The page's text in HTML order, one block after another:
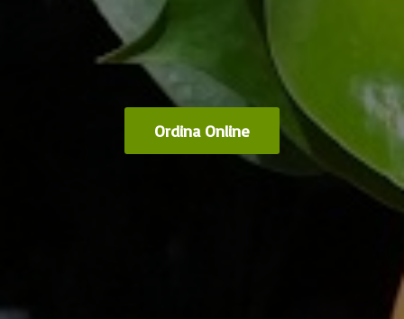
Ordina Online